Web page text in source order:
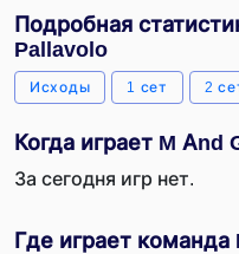
Подробная
Pallavolo
Исходы 1 сет 2
Когда играет M And
За сегодня игр нет.
Где играет команда